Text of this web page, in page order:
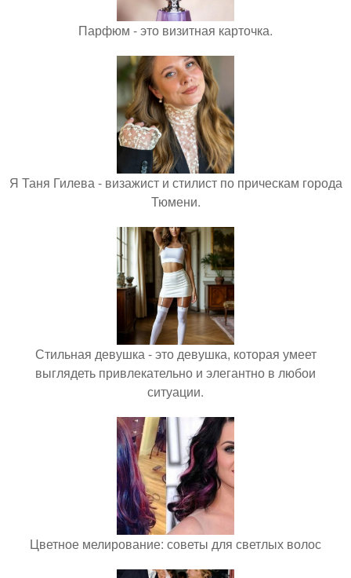
Парфюм - это визитная карточка.
Я Таня Гилева - визажист и стилист по прическам города
Тюмени.
Стильная девушка - это девушка, которая умеет
выглядеть привлекательно и элегантно в любои
ситуации.
Цветное мелирование: советы для светлых волос